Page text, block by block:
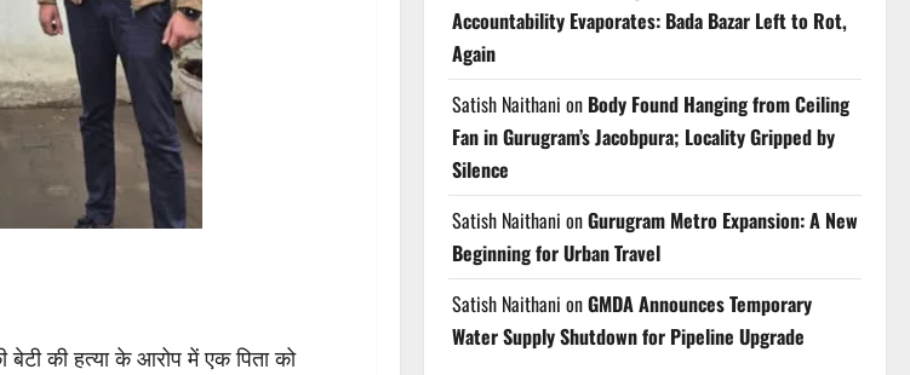
बेटी की हत्या के आरोप में एक पिता को
Accountability Evaporates: Bada Bazar Left to Rot,
Again
Satish Naithani on Body Found Hanging from Ceiling
Fan in Gurugram’s Jacobpura; Locality Gripped by
Silence
Satish Naithani onGurugram Metro Expansion: A New
Beginning for Urban Travel
Satish Naithani onGMDA Announces Temporary
Water Supply Shutdown for Pipeline Upgrade